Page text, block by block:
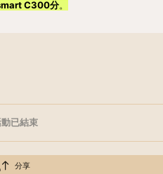
已結束
分享
C300分。